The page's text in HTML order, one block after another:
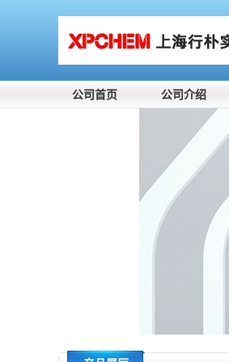
公司首页 公司介绍